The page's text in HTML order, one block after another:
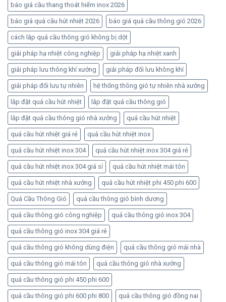
báo giá cầu thang thoát hiểm inox 2026
báo giá quả cầu hút nhiệt 2026 báo giá quả cầu thông gió 2026
cách lắp quả cầu thông gió không bị dột
giải pháp hạ nhiệt công nghiệp giải pháp hạ nhiệt xanh
giải pháp lưu thông khí xưởng giải pháp đối lưu không khí
giải pháp đối lưu tự nhiên hệ thống thông gió tự nhiên nhà xưởng
lắp đặt quả cầu hút nhiệt lắp đặt quả cầu thông gió
lắp đặt quả cầu thông gió nhà xưởng quả cầu hút nhiệt
quả cầu hút nhiệt giá rẻ quả cầu hút nhiệt inox
quả cầu hút nhiệt inox 304 quả cầu hút nhiệt inox 304 giá rẻ
quả cầu hút nhiệt inox 304 giá sỉ quả cầu hút nhiệt mái tôn
quả cầu hút nhiệt nhà xưởng quả cầu hút nhiệt phi 450 phi 600
Quả Cầu Thông Gió quả cầu thông gió bình dương
quả cầu thông gió công nghiệp quả cầu thông gió inox 304
quả cầu thông gió inox 304 giá rẻ
quả cầu thông gió không dùng điện quả cầu thông gió mái nhà
quả cầu thông gió mái tôn quả cầu thông gió nhà xưởng
quả cầu thông gió phi 450 phi 600
quả cầu thông gió phi 600 phi 800 quả cầu thông gió đồng nai